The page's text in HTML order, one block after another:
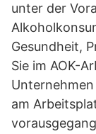
unter der
Gesundheit,
Sie im AOK-
am